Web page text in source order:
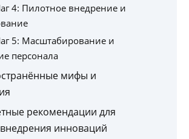
4: Пилотное внедрение и
5: Масштабирование и
персонала
мифы и
рекомендации для
инноваций